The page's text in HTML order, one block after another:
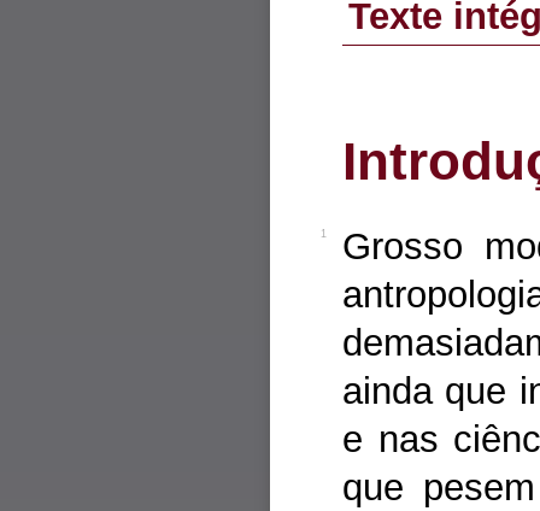
Texte
I
1
Grosso
ainda que
e nas
que